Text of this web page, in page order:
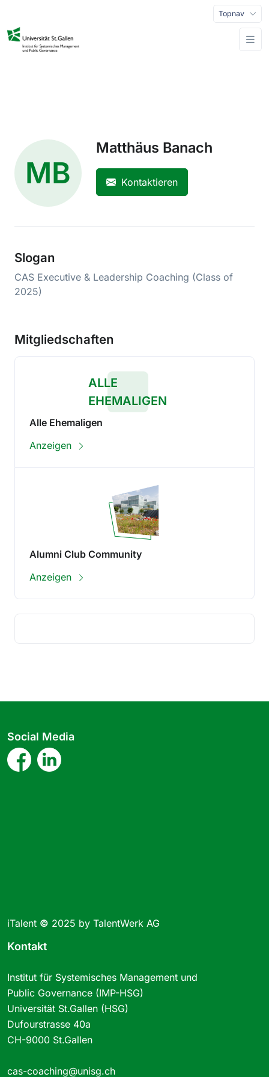
Topnav
MB
Matthäus Banach
Kontaktieren
Slogan
CAS Executive & Leadership Coaching (Class of
2025)
Mitgliedschaften
ALLE
EHEMALIGEN
Alle Ehemaligen
Anzeigen
Alumni Club Community
Anzeigen
Social Media
iTalent © 2025 by TalentWerk AG
Kontakt
Institut für Systemisches Management und
Public Governance (IMP-HSG)
Universität St.Gallen (HSG)
Dufourstrasse 40a
CH-9000 St.Gallen
cas-coaching@unisg.ch